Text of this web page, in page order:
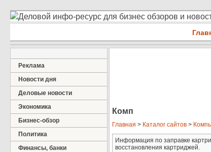
Деловой инфо-ресурс для бизнес обзоров и
Реклама
Новости дня
Деловые новости
Экономика
Бизнес-обзор
Политика
Финансы, банки
Комп
Главная > Каталог сайтов >
Информация по заправке
восстановления картриджей.